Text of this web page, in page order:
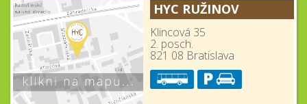
HYC RUŽINOV
Klincová 35
2. posch.
821 08 Bratislava